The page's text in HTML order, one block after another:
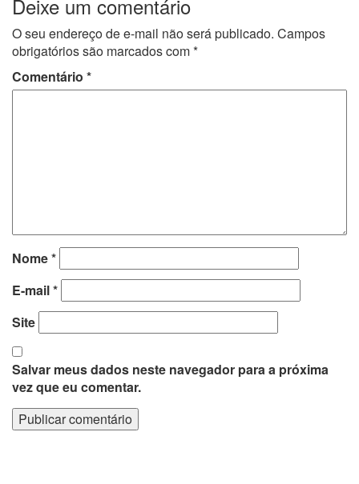
Deixe um comentário
O seu endereço de e-mail não será publicado. Campos
obrigatórios são marcados com*
Comentário *
Nome*
E-mail*
Site
Salvar meus dados neste navegador para a próxima
vez que eu comentar.